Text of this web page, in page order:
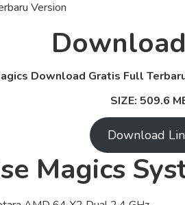
Download Gratis Full
SIZE: 509.6
Download
Magics